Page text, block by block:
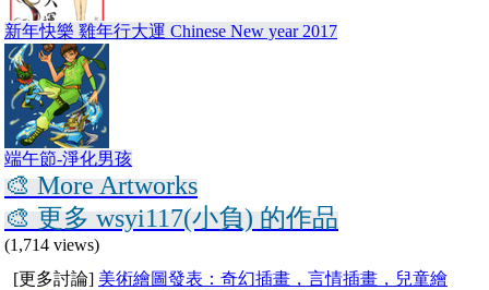
新年快樂 雞年行大運 Chinese New year 2017
端午節-淨化男孩
🎨 More Artworks
🎨 更多 wsyi117(小負) 的作品
(1,714 views)
[更多討論] 美術繪圖發表：奇幻插畫，言情插畫，兒童繪